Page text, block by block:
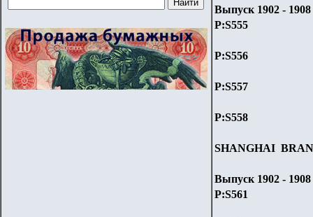
Выпуск 1902 - 1908
P:S555
P:S556
P:S557
P:S558
SHANGHAI
Выпуск 1902 - 1908
P:S561